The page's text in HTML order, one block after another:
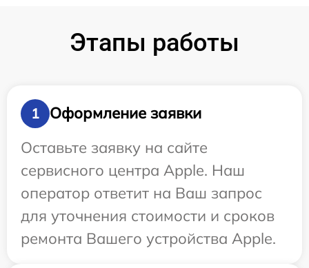
Этапы работы
1
Оформление заявки
Оставьте заявку на сайте
сервисного центра Apple. Наш
оператор ответит на Ваш запрос
для уточнения стоимости и сроков
ремонта Вашего устройства Apple.